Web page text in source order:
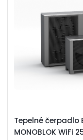
Tepelné čerpadlo
MONOBLOK WiFi